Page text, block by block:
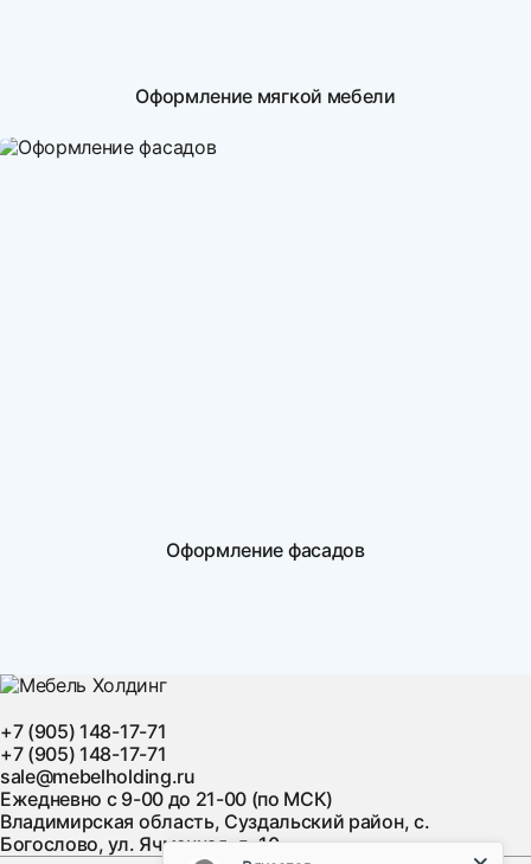
Оформление мягкой мебели
Оформление фасадов
+7 (905) 148-17-71
+7 (905) 148-17-71
sale@mebelholding.ru
Ежедневно с 9-00 до 21-00 (по МСК)
Владимирская область, Суздальский район, с.
Богослово, ул. Ячменная, д. 10